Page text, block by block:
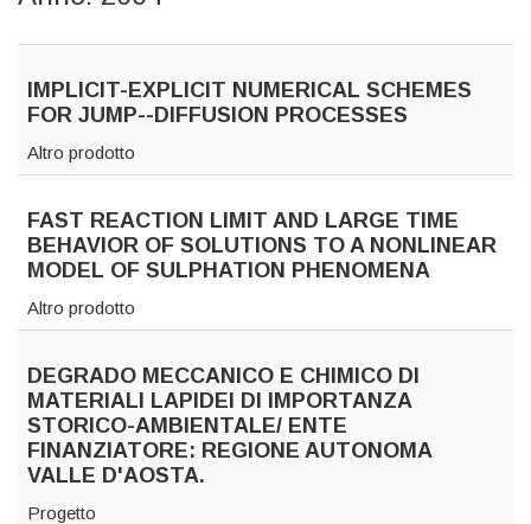
IMPLICIT-EXPLICIT NUMERICAL SCHEMES
FOR JUMP--DIFFUSION PROCESSES
Altro prodotto
FAST REACTION LIMIT AND LARGE TIME
BEHAVIOR OF SOLUTIONS TO A NONLINEAR
MODEL OF SULPHATION PHENOMENA
Altro prodotto
DEGRADO MECCANICO E CHIMICO DI
MATERIALI LAPIDEI DI IMPORTANZA
STORICO-AMBIENTALE/ ENTE
FINANZIATORE: REGIONE AUTONOMA
VALLE D'AOSTA.
Progetto